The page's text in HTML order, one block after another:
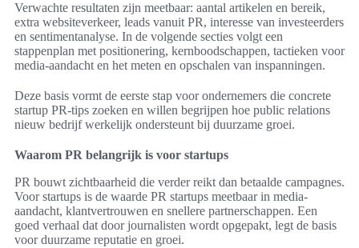
Verwachte resultaten zijn meetbaar: aantal artikelen en bereik,
extra websiteverkeer, leads vanuit PR, interesse van investeerders
en sentimentanalyse. In de volgende secties volgt een
stappenplan met positionering, kernboodschappen, tactieken voor
media-aandacht en het meten en opschalen van inspanningen.
Deze basis vormt de eerste stap voor ondernemers die concrete
startup PR-tips zoeken en willen begrijpen hoe public relations
nieuw bedrijf werkelijk ondersteunt bij duurzame groei.
Waarom PR belangrijk is voor startups
PR bouwt zichtbaarheid die verder reikt dan betaalde campagnes.
Voor startups is de waarde PR startups meetbaar in media-
aandacht, klantvertrouwen en snellere partnerschappen. Een
goed verhaal dat door journalisten wordt opgepakt, legt de basis
voor duurzame reputatie en groei.